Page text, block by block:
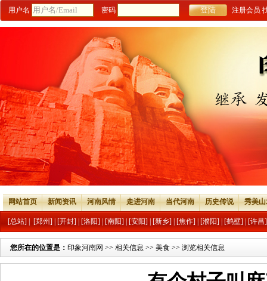
用户名 密码 注册会员
网站首页 新闻资讯 河南风情 走进河南 当代河南 历史传说 秀美
[总站] [郑州] [开封] [洛阳] [南阳] [安阳] [新乡] [焦作] [濮阳] [鹤壁] [许昌]
您所在的位置是： 印象河南网 >> 相关信息 >> 美食 >> 浏览相关信息